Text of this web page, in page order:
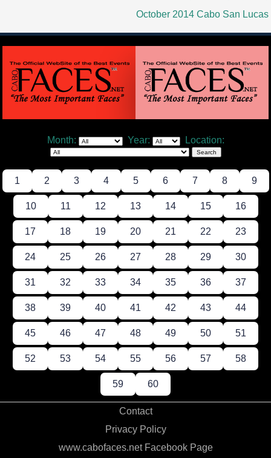
October 2014 Cabo San Lucas
Month: Year: Location:
1 2 3 4 5 6 7 8 9
10 11 12 13 14 15 16
17 18 19 20 21 22 23
24 25 26 27 28 29 30
31 32 33 34 35 36 37
38 39 40 41 42 43 44
45 46 47 48 49 50 51
52 53 54 55 56 57 58
59 60
Contact
Privacy Policy
www.cabofaces.net Facebook Page